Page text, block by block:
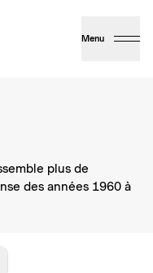
Menu
plus de
des années 1960 à